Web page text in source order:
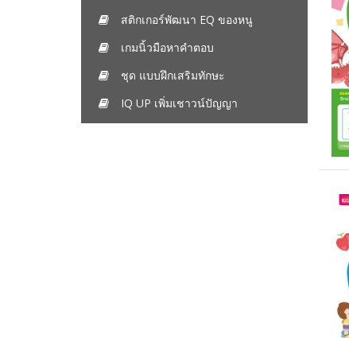
สติกเกอร์พัฒนา EQ ของหนู
เกมนิ้วมือหาคำตอบ
ชุด แบบฝึกเสริมทักษะ
IQ UP เพิ่มเชาวน์ปัญญา